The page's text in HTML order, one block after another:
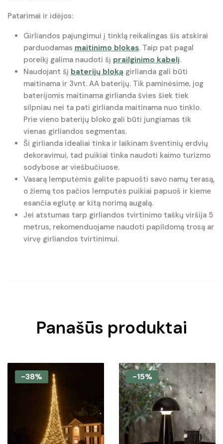
Patarimai ir idėjos:
Girliandos pajungimui į tinklą reikalingas šis atskirai
parduodamas maitinimo blokas. Taip pat pagal
poreikį galima naudoti šį prailginimo kabelį.
Naudojant šį baterijų bloką girlianda gali būti
maitinama ir 3vnt. AA baterijų. Tik paminėsime, jog
baterijomis maitinama girlianda švies šiek tiek
silpniau nei ta pati girlianda maitinama nuo tinklo.
Prie vieno baterijų bloko gali būti jungiamas tik
vienas girliandos segmentas.
Ši girlianda idealiai tinka ir laikinam šventinių erdvių
dekoravimui, tad puikiai tinka naudoti kaimo turizmo
sodybose ar viešbučiuose.
Vasarą lemputėmis galite papuošti savo namų terasą,
o žiemą tos pačios lemputės puikiai papuoš ir kieme
esančia eglutę ar kitą norimą augalą.
Jei atstumas tarp girliandos tvirtinimo taškų viršija 5
metrus, rekomenduojame naudoti papildomą trosą ar
virvę girliandos tvirtinimui.
Panašūs produktai
-38% -15%